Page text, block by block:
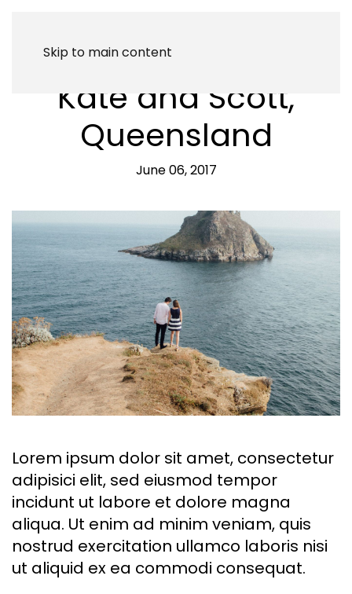
Skip to main content
Kate and Scott,
Queensland
June 06, 2017
Lorem ipsum dolor sit amet, consectetur
adipisici elit, sed eiusmod tempor
incidunt ut labore et dolore magna
aliqua. Ut enim ad minim veniam, quis
nostrud exercitation ullamco laboris nisi
ut aliquid ex ea commodi consequat.